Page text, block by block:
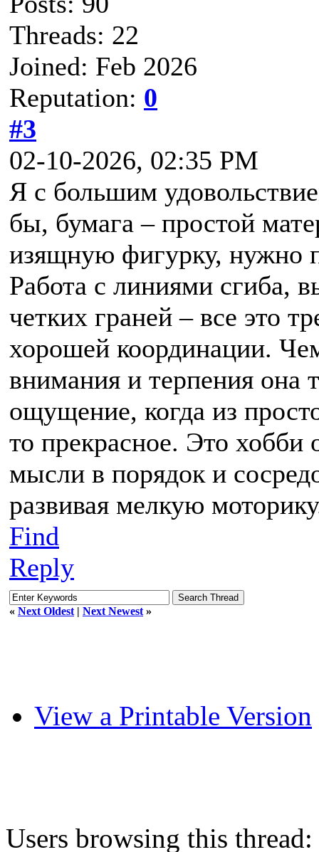
Threads: 22
Joined: Feb 2026
Reputation: 0
#3
02-10-2026, 02:35 PM
Я с большим
бы, бумага – простой
изящную фигурку, нужно
Работа с линиями сгиба,
четких граней – все это
хорошей координации.
внимания и терпения она
ощущение, когда из
то прекрасное. Это хобби
мысли в порядок и
развивая мелкую
Find
Reply
« Next Oldest | Next Newest »
View a Printable Version
Users browsing this